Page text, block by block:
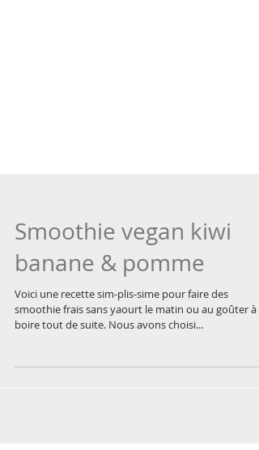
Smoothie vegan kiwi
banane & pomme
Voici une recette sim-plis-sime pour faire des
smoothie frais sans yaourt le matin ou au goûter à
boire tout de suite. Nous avons choisi...